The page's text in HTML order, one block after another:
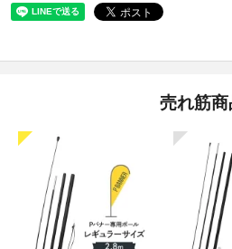
売れ筋商